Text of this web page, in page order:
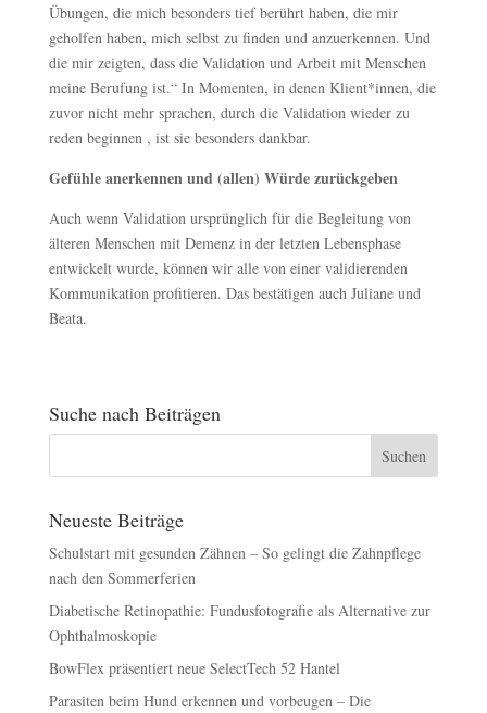
Übungen, die mich besonders tief berührt haben, die mir
geholfen haben, mich selbst zu finden und anzuerkennen. Und
die mir zeigten, dass die Validation und Arbeit mit Menschen
meine Berufung ist.“ In Momenten, in denen Klient*innen, die
zuvor nicht mehr sprachen, durch die Validation wieder zu
reden beginnen , ist sie besonders dankbar.
Gefühle anerkennen und (allen) Würde zurückgeben
Auch wenn Validation ursprünglich für die Begleitung von
älteren Menschen mit Demenz in der letzten Lebensphase
entwickelt wurde, können wir alle von einer validierenden
Kommunikation profitieren. Das bestätigen auch Juliane und
Beata.
Suche nach Beiträgen
Neueste Beiträge
Schulstart mit gesunden Zähnen – So gelingt die Zahnpflege
nach den Sommerferien
Diabetische Retinopathie: Fundusfotografie als Alternative zur
Ophthalmoskopie
BowFlex präsentiert neue SelectTech 52 Hantel
Parasiten beim Hund erkennen und vorbeugen – Die